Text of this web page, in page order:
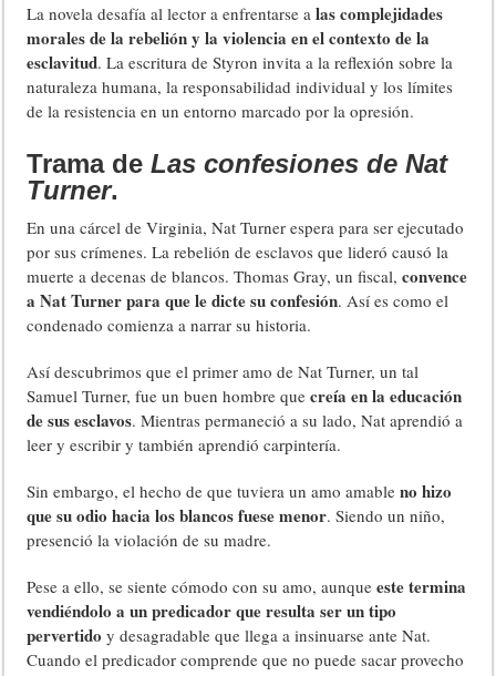
La novela desafía al lector a enfrentarse alas complejidades
morales de la rebelión y la violencia en el contexto de la
esclavitud. La escritura de Styron invita a la reflexión sobre la
naturaleza humana, la responsabilidad individual y los límites
de la resistencia en un entorno marcado por la opresión.
Trama deLas confesiones de Nat
Turner.
En una cárcel de Virginia, Nat Turner espera para ser ejecutado
por sus crímenes. La rebelión de esclavos que lideró causó la
muerte a decenas de blancos. Thomas Gray, un fiscal,convence
a Nat Turner para que le dicte su confesión. Así es como el
condenado comienza a narrar su historia.
Así descubrimos que el primer amo de Nat Turner, un tal
Samuel Turner, fue un buen hombre quecreía en la educación
de sus esclavos. Mientras permaneció a su lado, Nat aprendió a
leer y escribir y también aprendió carpintería.
Sin embargo, el hecho de que tuviera un amo amableno hizo
que su odio hacia los blancos fuese menor. Siendo un niño,
presenció la violación de su madre.
Pese a ello, se siente cómodo con su amo, aunqueeste termina
vendiéndolo a un predicador que resulta ser un tipo
pervertido y desagradable que llega a insinuarse ante Nat.
Cuando el predicador comprende que no puede sacar provecho